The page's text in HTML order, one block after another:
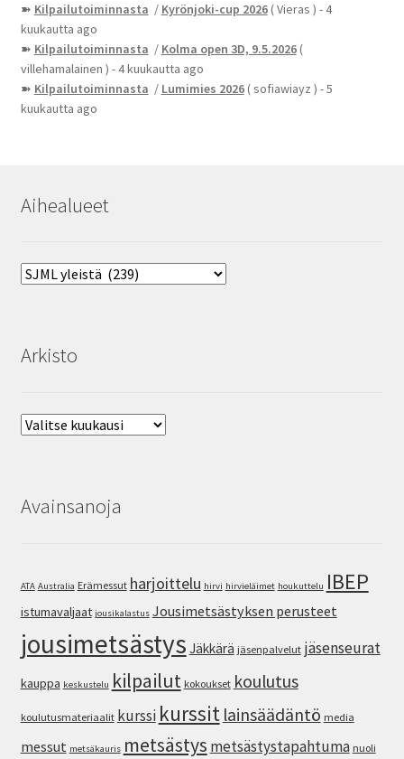
➽ Kilpailutoiminnasta / Kyrönjoki-cup 2026( Vieras ) - 4
kuukautta ago
➽ Kilpailutoiminnasta / Kolma open 3D, 9.5.2026(
villehamalainen ) - 4 kuukautta ago
➽ Kilpailutoiminnasta / Lumimies 2026( sofiawiayz ) - 5
kuukautta ago
Aihealueet
Aihealueet
Arkisto
Arkisto
Avainsanoja
ATA Australia Erämessut harjoittelu hirvi hirvieläimet houkuttelu IBEP
istumavaljaat jousikalastus Jousimetsästyksen perusteet
jousimetsästys Jäkkärä jäsenpalvelut jäsenseurat
kauppa keskustelu kilpailut kokoukset koulutus
koulutusmateriaalit kurssi kurssit lainsäädäntö media
messut metsäkauris metsästys metsästystapahtuma nuoli